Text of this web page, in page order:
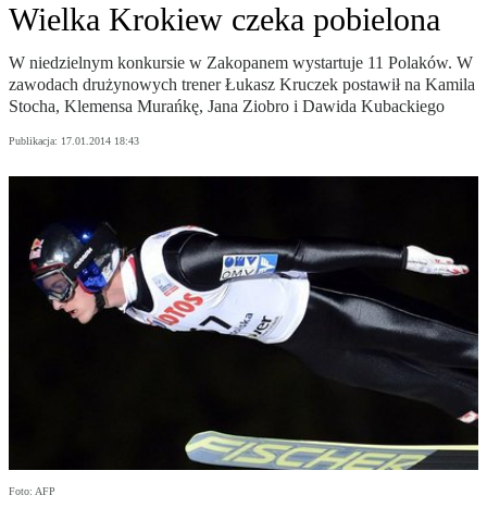
Wielka Krokiew czeka pobielona
W niedzielnym konkursie w Zakopanem wystartuje 11 Polaków. W
zawodach drużynowych trener Łukasz Kruczek postawił na Kamila
Stocha, Klemensa Murańkę, Jana Ziobro i Dawida Kubackiego
Publikacja: 17.01.2014 18:43
Foto: AFP